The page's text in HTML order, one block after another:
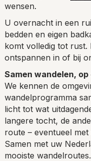
wensen.
U overnacht in een
bedden en eigen
komt volledig tot
ontspannen in of bij
Samen wandelen,
We kennen de
wandelprogramma
licht tot wat
langere tocht, de
route – eventueel
Samen met uw
mooiste